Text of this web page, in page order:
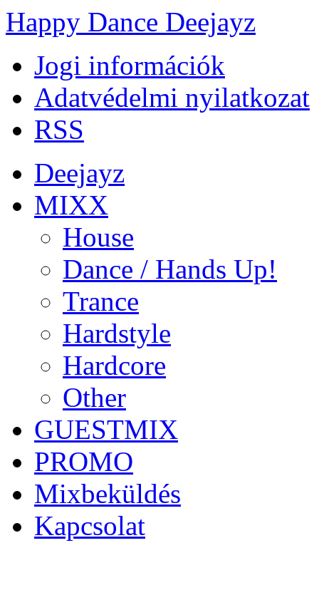
Happy Dance Deejayz
Jogi információk
Adatvédelmi nyilatkozat
RSS
Deejayz
MIXX
House
Dance / Hands Up!
Trance
Hardstyle
Hardcore
Other
GUESTMIX
PROMO
Mixbeküldés
Kapcsolat